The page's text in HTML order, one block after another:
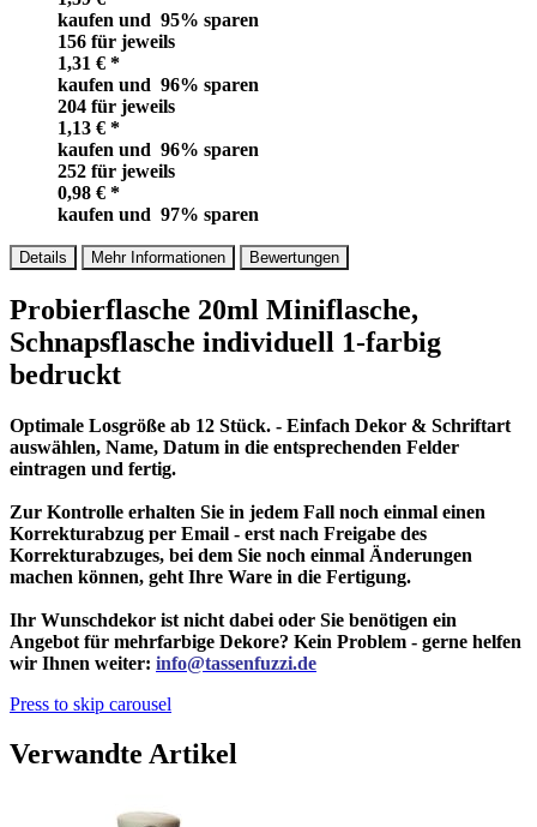
kaufen und 95% sparen
156 für jeweils
1,31 € *
kaufen und 96% sparen
204 für jeweils
1,13 € *
kaufen und 96% sparen
252 für jeweils
0,98 € *
kaufen und 97% sparen
Details Mehr Informationen Bewertungen
Probierflasche 20ml Miniflasche,
Schnapsflasche individuell 1-farbig
bedruckt
Optimale Losgröße ab 12 Stück. - Einfach Dekor & Schriftart
auswählen, Name, Datum in die entsprechenden Felder
eintragen und fertig.
Zur Kontrolle erhalten Sie in jedem Fall noch einmal einen
Korrekturabzug per Email - erst nach Freigabe des
Korrekturabzuges, bei dem Sie noch einmal Änderungen
machen können, geht Ihre Ware in die Fertigung.
Ihr Wunschdekor ist nicht dabei oder Sie benötigen ein
Angebot für mehrfarbige Dekore? Kein Problem - gerne helfen
wir Ihnen weiter: info@tassenfuzzi.de
Press to skip carousel
Verwandte Artikel